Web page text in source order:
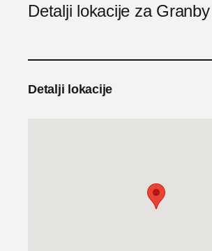
Detalji lokacije za Granby
Detalji lokacije